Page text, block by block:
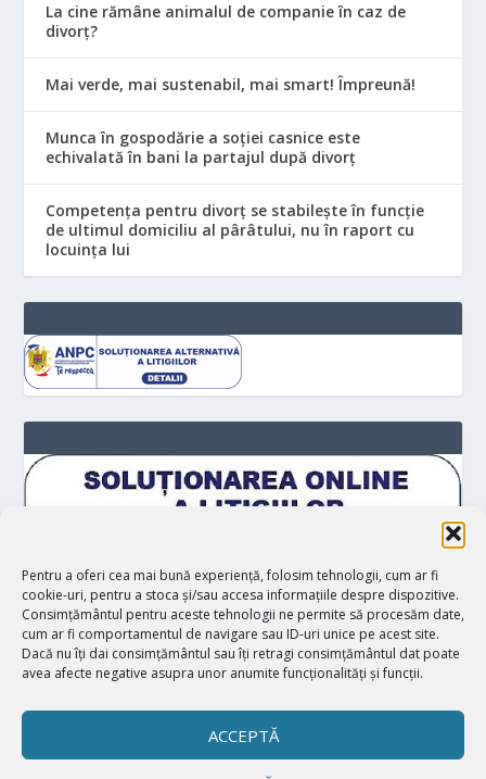
Pentru a oferi cea mai bună experiență, folosim tehnologii, cum ar fi
cookie-uri, pentru a stoca și/sau accesa informațiile despre dispozitive.
Consimțământul pentru aceste tehnologii ne permite să procesăm date,
cum ar fi comportamentul de navigare sau ID-uri unice pe acest site.
Dacă nu îți dai consimțământul sau îți retragi consimțământul dat poate
avea afecte negative asupra unor anumite funcționalități și funcții.
ACCEPTĂ
La cine rămâne animalul de companie în caz de
divorț?
Mai verde, mai sustenabil, mai smart! Împreună!
Munca în gospodărie a soției casnice este
echivalată în bani la partajul după divorț
Competența pentru divorț se stabilește în funcție
de ultimul domiciliu al pârâtului, nu în raport cu
locuinţa lui